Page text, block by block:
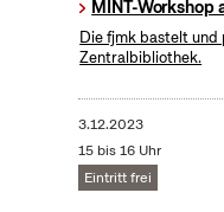
MINT-Workshop
Die fjmk bastelt
Zentralbibliothek.
3.12.2023
15 bis 16 Uhr
Eintritt frei